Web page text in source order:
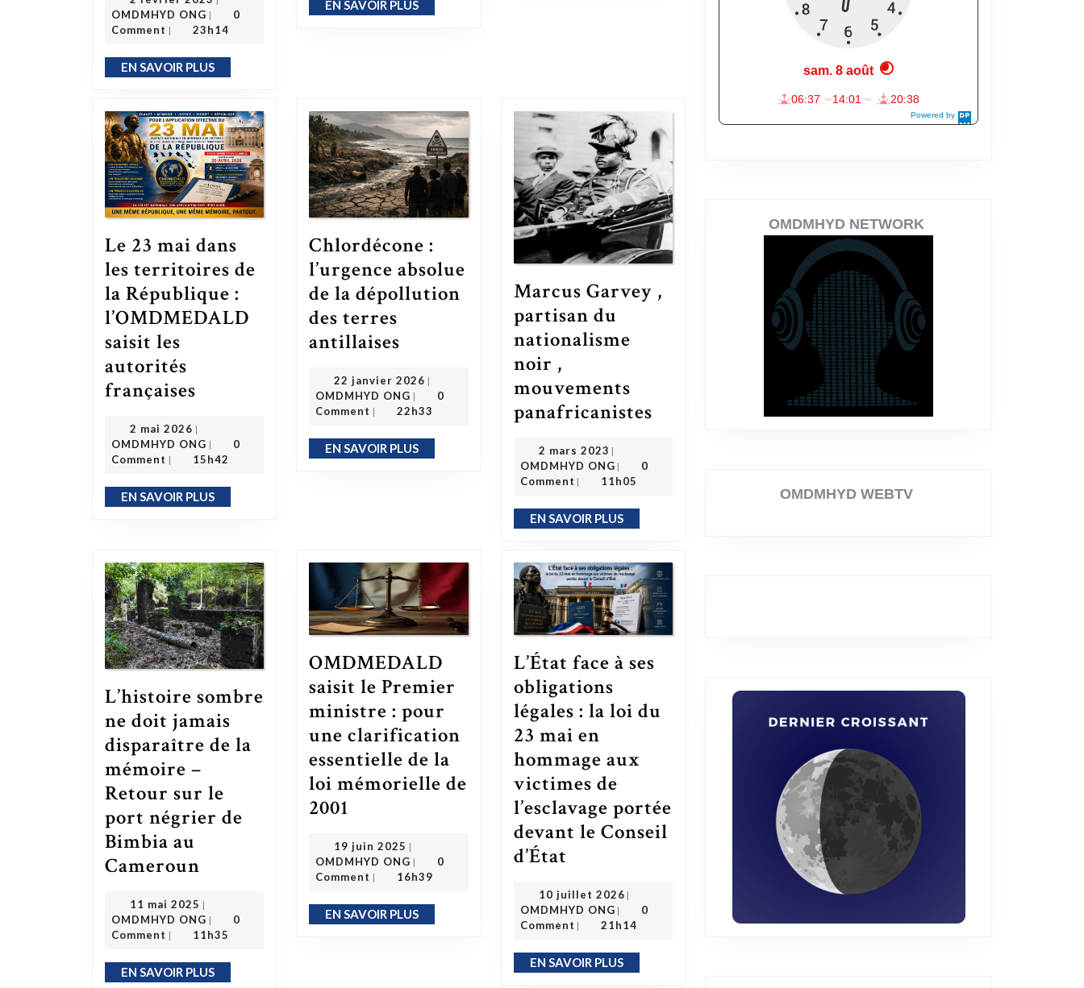
OMDMHYD ONG
OMDMHYD ONG
|
0
Comment | 23h14
EN SAVOIR PLUSEN SAVOIR PLUS
EN SAVOIR PLUSEN SAVOIR PLUS
Le 23 mai dans
les territoires de
la République :
l’OMDMEDALD
saisit les
autorités
françaises
2 mai 2026 2 mai 2026
|
OMDMHYD ONG |
0
Comment | 15h42
EN SAVOIR PLUSEN SAVOIR PLUS
Chlordécone :
l’urgence absolue
de la dépollution
des terres
antillaises
22 janvier 2026 22 janvier 2026
|
OMDMHYD ONG
OMDMHYD ONG
|
0
Comment | 22h33
EN SAVOIR PLUSEN SAVOIR PLUS
Marcus Garvey ,
partisan du
nationalisme
noir ,
mouvements
panafricanistes Marcus Garvey , partisan du nationalisme noir , mouvements panafricanistes
2 mars 2023 2 mars 2023
|
OMDMHYD ONG |
0
Comment | 11h05
EN SAVOIR PLUSEN SAVOIR PLUS
L’histoire sombre
ne doit jamais
disparaître de la
mémoire –
Retour sur le
port négrier de
Bimbia au
Cameroun
11 mai 2025 11 mai 2025
|
OMDMHYD ONG |
0
Comment | 11h35
EN SAVOIR PLUSEN SAVOIR PLUS
OMDMEDALD
saisit le Premier
ministre : pour
une clarification
essentielle de la
loi mémorielle de
2001
19 juin 2025 19 juin 2025
|
OMDMHYD ONG
OMDMHYD ONG
|
0
Comment | 16h39
EN SAVOIR PLUSEN SAVOIR PLUS
L’État face à ses
obligations
légales : la loi du
23 mai en
hommage aux
victimes de
l’esclavage portée
devant le Conseil
d’État
10 juillet 2026 10 juillet 2026
|
OMDMHYD ONG
OMDMHYD ONG
|
0
Comment | 21h14
EN SAVOIR PLUSEN SAVOIR PLUS
OMDMHYD NETWORK
OMDMHYD WEBTV